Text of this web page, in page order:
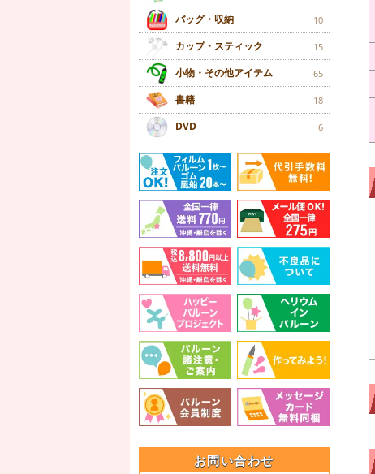
バッグ・収納 10
カップ・スティック 15
小物・その他アイテム 65
書籍 18
DVD 6
お問い合わせ